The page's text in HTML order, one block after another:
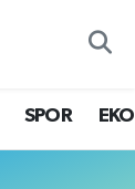
SPOR